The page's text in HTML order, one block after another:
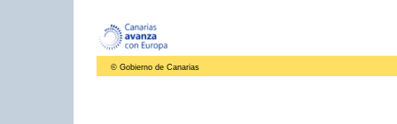
© Gobierno de Canarias